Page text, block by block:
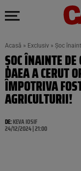
Acasă » Exclusiv » Șoc
ȘOC ÎNAINTE
DAEA A CERUT
ÎMPOTRIVA
AGRICULTURII!
DE:KEVA IOSIF
24/12/2024 | 21:00